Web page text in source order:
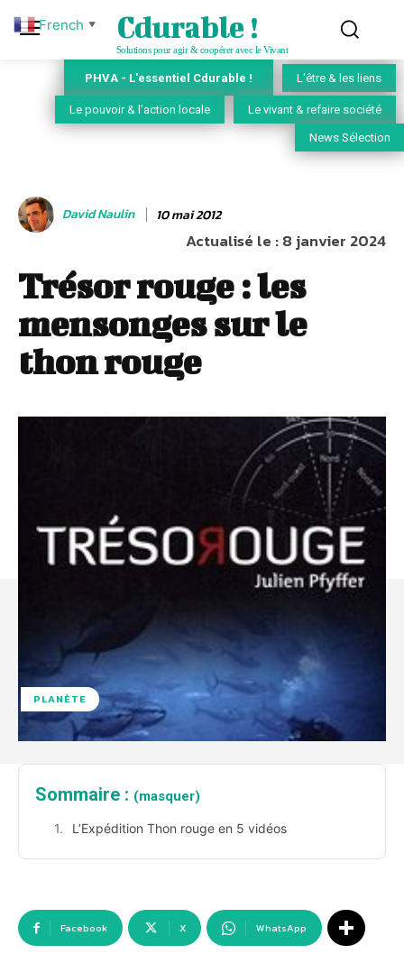
Cdurable !
Solutions pour agir & coopérer avec le Vivant
PHVA - L'essentiel Cdurable ! L'être & les liens
Le pouvoir & l'action locale Le vivant & refaire société
News Sélection
David Naulin 10 mai 2012
Actualisé le :8 janvier 2024
Trésor rouge : les
mensonges sur le
thon rouge
PLANÈTE
Sommaire : (masquer)
L’Expédition Thon rouge en 5 vidéos
Facebook X WhatsApp
French ▼